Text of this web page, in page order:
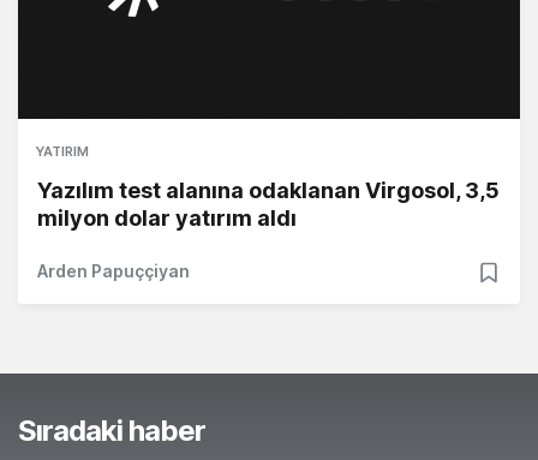
YATIRIM
Yazılım test alanına odaklanan Virgosol, 3,5
milyon dolar yatırım aldı
Arden Papuççiyan
Sıradaki haber